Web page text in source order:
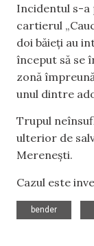
Incidentul s-a
cartierul
doi băieți au
început să se
zonă
unul dintre
Trupul
ulterior de
Merenești.
Cazul este
bender